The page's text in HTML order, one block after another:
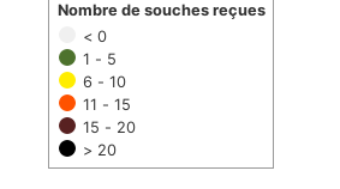
< 0
1 - 5
6 - 10
11 - 15
15 - 20
> 20
Nombre de souches reçues